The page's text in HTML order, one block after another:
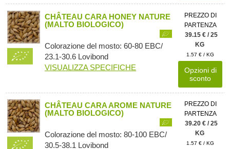
CHÂTEAU CARA HONEY NATURE
(MALTO BIOLOGICO)
Colorazione del mosto: 60-80 EBC/
23.1-30.6 Lovibond
VISUALIZZA SPECIFICHE
PREZZO DI
PARTENZA
39.15 € / 25
KG
1.57 € / KG
Opzioni di
sconto
CHÂTEAU CARA AROME NATURE
(MALTO BIOLOGICO)
Colorazione del mosto: 80-100 EBC/
30.5-38.1 Lovibond
PREZZO DI
PARTENZA
39.20 € / 25
KG
1.57 € / KG